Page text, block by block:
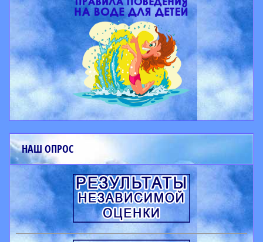
НАШ ОПРОС